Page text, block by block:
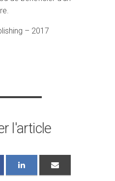
– 2017
l'article